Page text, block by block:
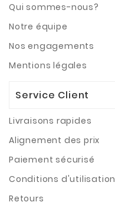
Qui sommes-nous?
Notre équipe
Nos engagements
Mentions légales
Service Client
Livraisons rapides
Alignement des prix
Paiement sécurisé
Conditions d'utilisation
Retours